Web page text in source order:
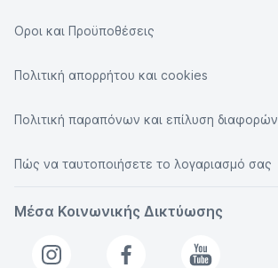
Οροι και Προϋποθέσεις
Πολιτική απορρήτου και cookies
Πολιτική παραπόνων και επίλυση διαφορών
Πώς να ταυτοποιήσετε το λογαριασμό σας
Μέσα Κοινωνικής Δικτύωσης